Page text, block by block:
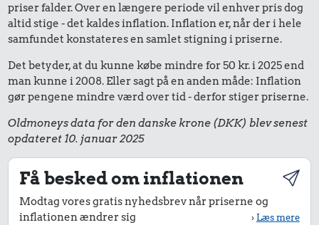
priser falder. Over en længere periode vil enhver pris dog
altid stige - det kaldes inflation. Inflation er, når der i hele
samfundet konstateres en samlet stigning i priserne.
Det betyder, at du kunne købe mindre for 50 kr. i 2025 end
man kunne i 2008. Eller sagt på en anden måde: Inflation
gør pengene mindre værd over tid - derfor stiger priserne.
Oldmoneys data for den danske krone (DKK) blev senest
opdateret 10. januar 2025
Få besked om inflationen
Modtag vores gratis nyhedsbrev når priserne og
inflationen ændrer sig
›Læs mere